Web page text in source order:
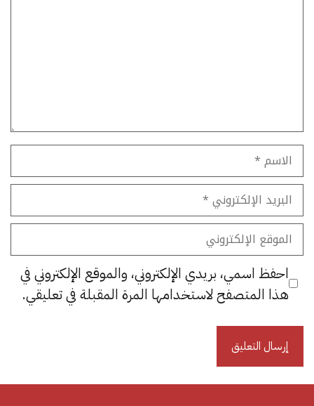
الاسم
البريد
الإلكتروني
الموقع
الإلكتروني
احفظ اسمي، بريدي الإلكتروني، والموقع الإلكتروني في
هذا المتصفح لاستخدامها المرة المقبلة في تعليقي.